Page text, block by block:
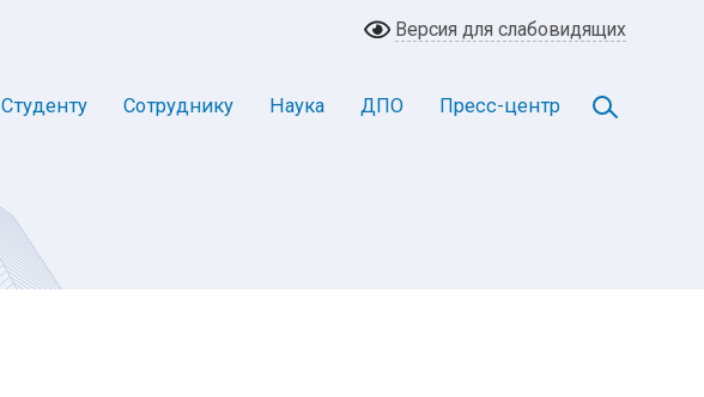
Версия для слабовидящих
Студенту Сотруднику Наука ДПО Пресс-центр